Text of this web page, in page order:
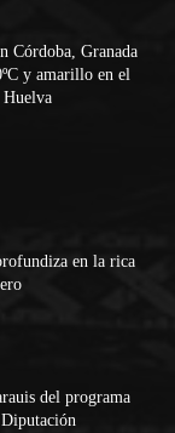
Córdoba, Granada
y amarillo en el
Huelva
en la rica
del programa
Diputación